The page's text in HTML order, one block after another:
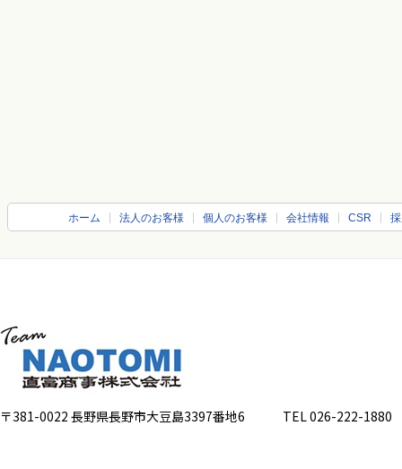
ホーム 法人のお客様 個人のお客様 会社情報 CSR
〒381-0022 長野県長野市大豆島3397番地6 TEL 026-222-1880